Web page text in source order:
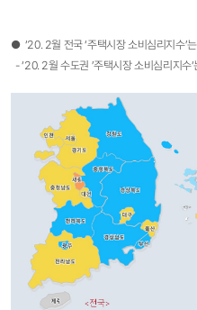
● ‘20. 2월 전국 ‘주택시장 소비심리지수’
- ‘20. 2월 수도권 ’주택시장 소비심리지수‘